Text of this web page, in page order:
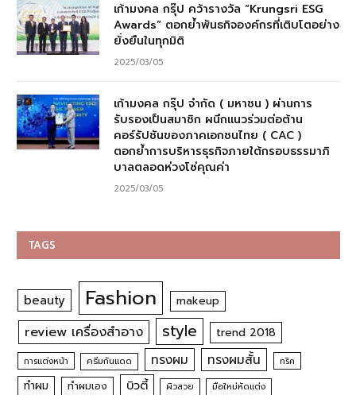
เก้ามงคล กรุ๊ป คว้ารางวัล “Krungsri ESG
Awards” ตอกย้ำพันธกิจองค์กรที่เติบโตอย่าง
ยั่งยืนในทุกมิติ
2025/03/05
เก้ามงคล กรุ๊ป จำกัด ( มหาชน ) ผ่านการ
รับรองเป็นสมาชิก ผนึกแนวร่วมต่อต้าน
คอร์รัปชันของภาคเอกชนไทย ( CAC )
ตอกย้ำการบริหารธุรกิจภายใต้กรอบธรรมาภิ
บาลตลอดห่วงโซ่คุณค่า
2025/03/05
TAGS
beauty Fashion makeup
review เครื่องสำอาง style trend 2018
การแต่งหน้า ครีมกันแดด ทรงผม ทรงผมสั้น ทริค
ทำผม ทำผมเอง บิวตี้ ผิวสวย มือใหม่หัดแต่ง